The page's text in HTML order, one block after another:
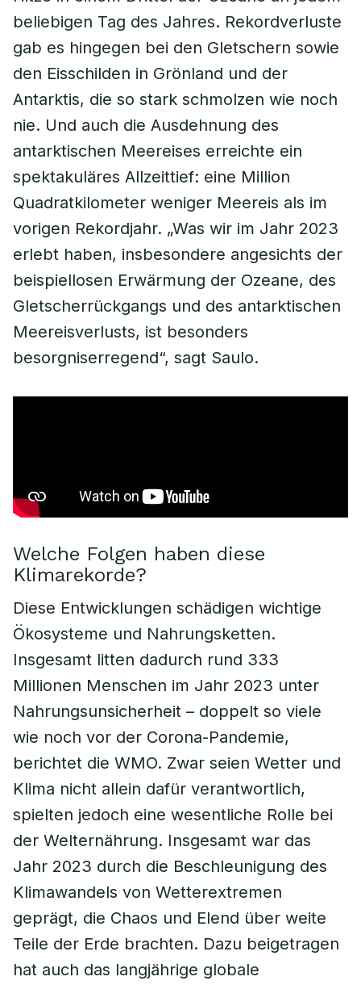
beliebigen Tag des Jahres. Rekordverluste
gab es hingegen bei den Gletschern sowie
den Eisschilden in Grönland und der
Antarktis, die so stark schmolzen wie noch
nie. Und auch die Ausdehnung des
antarktischen Meereises erreichte ein
spektakuläres Allzeittief: eine Million
Quadratkilometer weniger Meereis als im
vorigen Rekordjahr. „Was wir im Jahr 2023
erlebt haben, insbesondere angesichts der
beispiellosen Erwärmung der Ozeane, des
Gletscherrückgangs und des antarktischen
Meereisverlusts, ist besonders
besorgniserregend“, sagt Saulo.
Welche Folgen haben diese
Klimarekorde?
Diese Entwicklungen schädigen wichtige
Ökosysteme und Nahrungsketten.
Insgesamt litten dadurch rund 333
Millionen Menschen im Jahr 2023 unter
Nahrungsunsicherheit – doppelt so viele
wie noch vor der Corona-Pandemie,
berichtet die WMO. Zwar seien Wetter und
Klima nicht allein dafür verantwortlich,
spielten jedoch eine wesentliche Rolle bei
der Welternährung. Insgesamt war das
Jahr 2023 durch die Beschleunigung des
Klimawandels von Wetterextremen
geprägt, die Chaos und Elend über weite
Teile der Erde brachten. Dazu beigetragen
hat auch das langjährige globale